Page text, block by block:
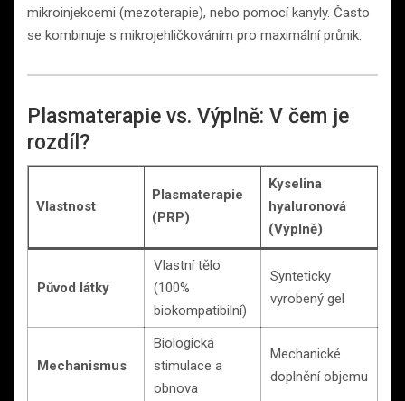
mikroinjekcemi (mezoterapie), nebo pomocí kanyly. Často
se kombinuje s mikrojehličkováním pro maximální průnik.
Plasmaterapie vs. Výplně: V čem je
rozdíl?
Vlastnost
Plasmaterapie
(PRP)
Kyselina
hyaluronová
(Výplně)
Původ látky
Vlastní tělo
(100%
biokompatibilní)
Synteticky
vyrobený gel
Mechanismus
Biologická
stimulace a
obnova
Mechanické
doplnění objemu